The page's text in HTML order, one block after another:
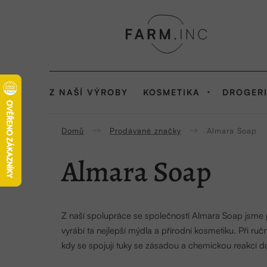
Z NAŠÍ VÝROBY KOSMETIKA
Domů Prodávané značky Almara Soap
Almara Soap
Z naší spolupráce se společností Almara Soap
vyrábí ta nejlepší mýdla a přírodní kosmetiku. Při
kdy se spojují tuky se zásadou a chemickou reakcí